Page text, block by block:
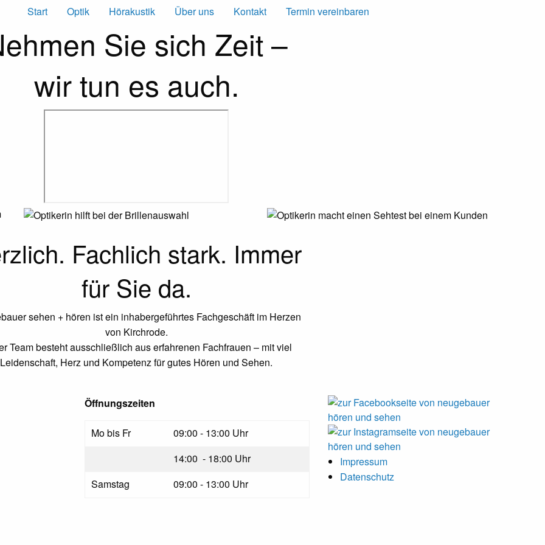
Start Optik Hörakustik Über uns Kontakt Termin vereinbaren
Sie sich Zeit –
wir tun es auch.
Fachlich stark. Immer
für Sie da.
sehen + hören ist ein inhabergeführtes Fachgeschäft im Herzen
von Kirchrode.
Team besteht ausschließlich aus erfahrenen Fachfrauen – mit viel
Leidenschaft, Herz und Kompetenz für gutes Hören und Sehen.
Öffnungszeiten
Mo bis Fr
09:00 - 13:00 Uhr
14:00 - 18:00 Uhr
Samstag
09:00 - 13:00 Uhr
Impressum
Datenschutz